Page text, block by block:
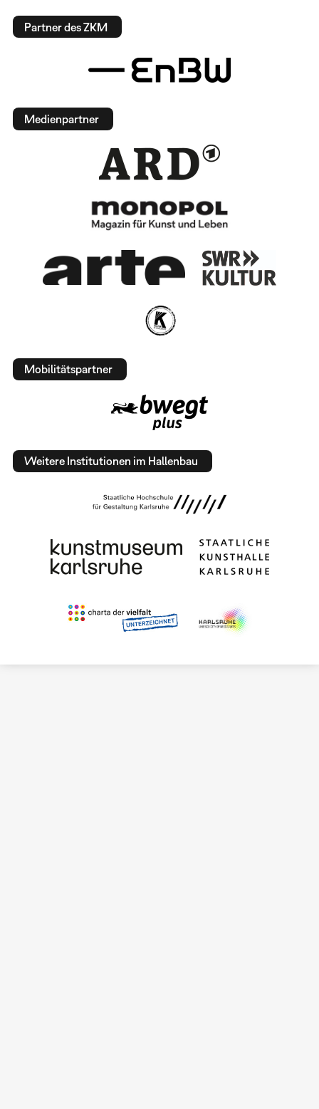
Partner des ZKM
Medienpartner
Mobilitätspartner
Weitere Institutionen im Hallenbau